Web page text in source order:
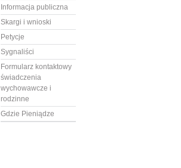
Informacja publiczna
Skargi i wnioski
Petycje
Sygnaliści
Formularz kontaktowy
świadczenia
wychowawcze i
rodzinne
Gdzie Pieniądze